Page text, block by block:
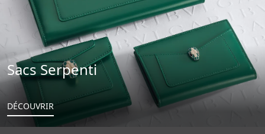
Sacs Serpenti
DÉCOUVRIR